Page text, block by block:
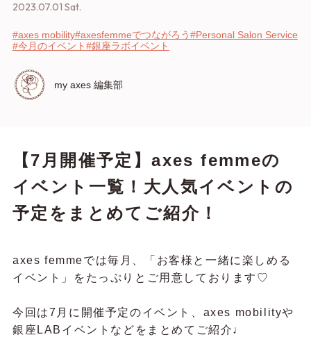
2023.07.01 Sat.
#axes mobility#axesfemmeでつながろう#Personal Salon Service
#今月のイベント#銀座ラボイベント
my axes 編集部
【7月開催予定】axes femmeの
イベント一覧！大人気イベントの
予定をまとめてご紹介！
axes femmeでは毎月、「お客様と一緒に楽しめる
イベント」をたっぷりとご用意しております♡
今回は7月に開催予定のイベント、axes mobilityや
銀座LABイベントなどをまとめてご紹介♩